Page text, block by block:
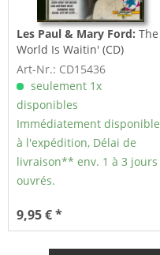
Les Paul & Mary Ford:The
World Is Waitin' (CD)
Art-Nr.: CD15436
seulement 1x
disponibles
Immédiatement disponible
à l'expédition, Délai de
livraison** env. 1 à 3 jours
ouvrés.
9,95 € *